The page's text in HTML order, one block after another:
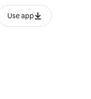
Use app